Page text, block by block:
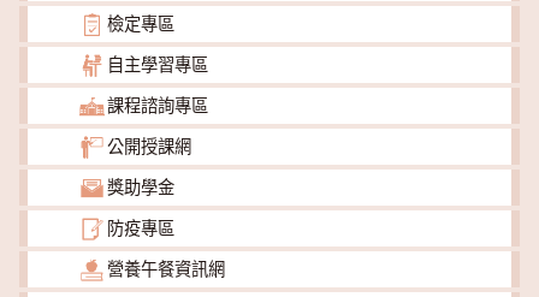
檢定專區
自主學習專區
課程諮詢專區
公開授課網
獎助學金
防疫專區
營養午餐資訊網